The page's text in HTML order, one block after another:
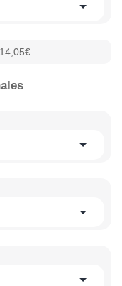
14,05€